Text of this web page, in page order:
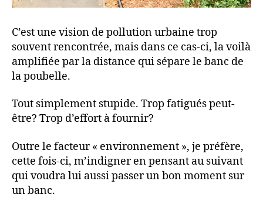
C’est une vision de pollution urbaine trop
souvent rencontrée, mais dans ce cas-ci, la voilà
amplifiée par la distance qui sépare le banc de
la poubelle.
Tout simplement stupide. Trop fatigués peut-
être? Trop d’effort à fournir?
Outre le facteur « environnement », je préfère,
cette fois-ci, m’indigner en pensant au suivant
qui voudra lui aussi passer un bon moment sur
un banc.